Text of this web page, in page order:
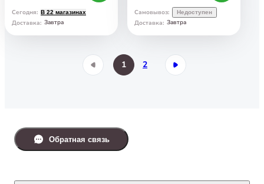
Сегодня: В 22 магазинах
Доставка: Завтра
Самовывоз: Недоступен
Доставка: Завтра
1 2
Обратная связь